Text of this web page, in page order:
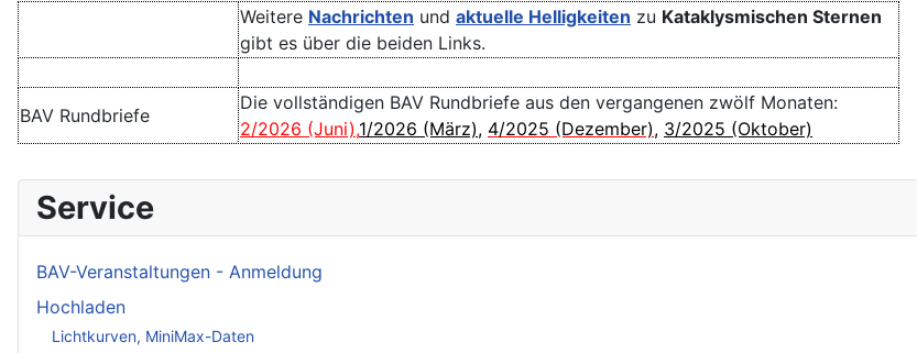
Weitere Nachrichten und aktuelle Helligkeiten zu Kataklysmischen Sternen
gibt es über die beiden Links.
BAV Rundbriefe
Die vollständigen BAV Rundbriefe aus den vergangenen zwölf Monaten:
2/2026 (Juni),1/2026 (März), 4/2025 (Dezember), 3/2025 (Oktober)
Service
BAV-Veranstaltungen - Anmeldung
Hochladen
Lichtkurven, MiniMax-Daten